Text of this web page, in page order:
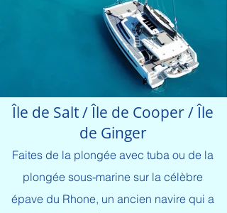
Île de Salt / Île de Cooper / Île
de Ginger
Faites de la plongée avec tuba ou de la
plongée sous-marine sur la célèbre
épave du Rhone, un ancien navire qui a